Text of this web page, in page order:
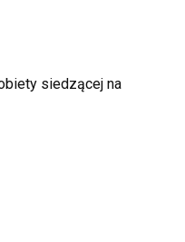
siedzącej na